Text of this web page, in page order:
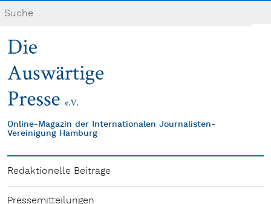
Online-Magazin der Internationalen Journalisten-
Vereinigung Hamburg
Redaktionelle Beiträge
Pressemitteilungen